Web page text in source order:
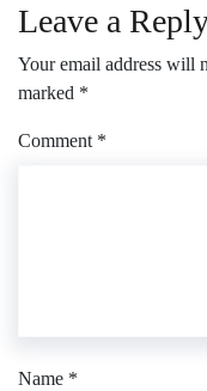
Leave a
Your email address will
marked *
Comment *
Name *